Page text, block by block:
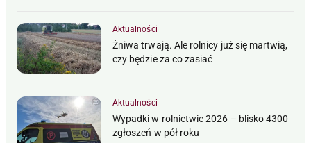
Aktualności
Żniwa trwają. Ale rolnicy już się martwią,
czy będzie za co zasiać
Aktualności
Wypadki w rolnictwie 2026 – blisko 4300
zgłoszeń w pół roku